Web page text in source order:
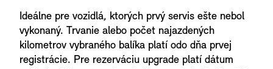
Ideálne pre vozidlá, ktorých prvý servis ešte nebol
vykonaný. Trvanie alebo počet najazdených
kilometrov vybraného balíka platí odo dňa prvej
registrácie. Pre rezerváciu upgrade platí dátum